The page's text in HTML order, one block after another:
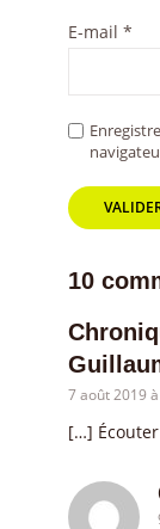
E-mail *
10
7 août 2019
[…]